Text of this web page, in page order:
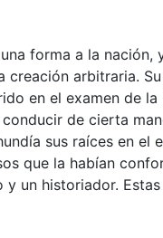
forma a la nación,
creación arbitraria.
en el examen de
de cierta
sus raíces en el
que la habían
un historiador.